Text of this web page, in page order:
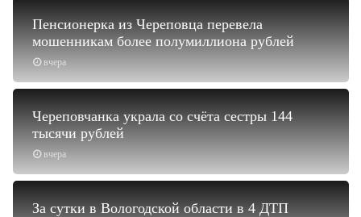
вчера
Пенсионерка из Череповца перевела
мошенникам более полумиллиона рублей
вчера
Череповчанка украла со счёта сестры 144
тысячи рублей
За сутки в Вологодской области в 4 ДТП